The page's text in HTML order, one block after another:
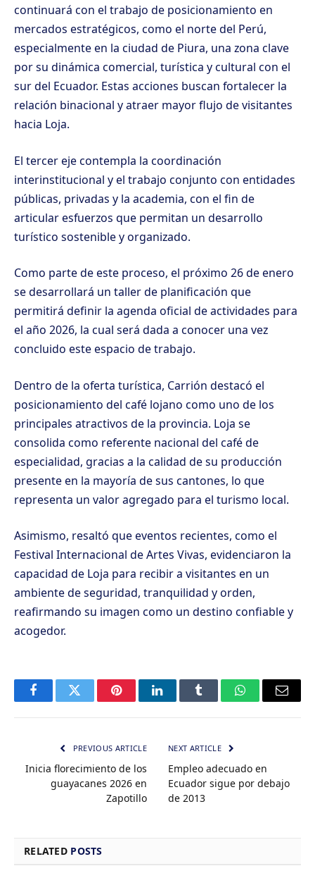
continuará con el trabajo de posicionamiento en
mercados estratégicos, como el norte del Perú,
especialmente en la ciudad de Piura, una zona clave
por su dinámica comercial, turística y cultural con el
sur del Ecuador. Estas acciones buscan fortalecer la
relación binacional y atraer mayor flujo de visitantes
hacia Loja.
El tercer eje contempla la coordinación
interinstitucional y el trabajo conjunto con entidades
públicas, privadas y la academia, con el fin de
articular esfuerzos que permitan un desarrollo
turístico sostenible y organizado.
Como parte de este proceso, el próximo 26 de enero
se desarrollará un taller de planificación que
permitirá definir la agenda oficial de actividades para
el año 2026, la cual será dada a conocer una vez
concluido este espacio de trabajo.
Dentro de la oferta turística, Carrión destacó el
posicionamiento del café lojano como uno de los
principales atractivos de la provincia. Loja se
consolida como referente nacional del café de
especialidad, gracias a la calidad de su producción
presente en la mayoría de sus cantones, lo que
representa un valor agregado para el turismo local.
Asimismo, resaltó que eventos recientes, como el
Festival Internacional de Artes Vivas, evidenciaron la
capacidad de Loja para recibir a visitantes en un
ambiente de seguridad, tranquilidad y orden,
reafirmando su imagen como un destino confiable y
acogedor.
FacebookTwitter PinterestLinkedInTumblr WhatsAppEmail
PREVIOUS ARTICLE
Inicia florecimiento de los
guayacanes 2026 en
Zapotillo
NEXT ARTICLE
Empleo adecuado en
Ecuador sigue por debajo
de 2013
RELATED POSTS